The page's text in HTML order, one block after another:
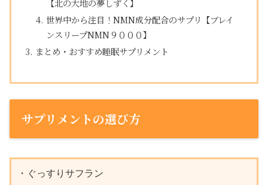
【北の大地の夢しずく】
世界中から注目！NMN成分配合のサプリ【ブレイ
ンスリープNMN９０００】
まとめ・おすすめ睡眠サプリメント
サプリメントの選び方
・ぐっすりサフラン